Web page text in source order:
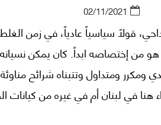
02/11/2021
قولاً سياسياً عادياً، في زمن
هو من إختصاصه ابداً. كان يمكن
ومكرر ومتداول وتتبناه شرائح مناوئة
هنا في لبنان أم في غيره من